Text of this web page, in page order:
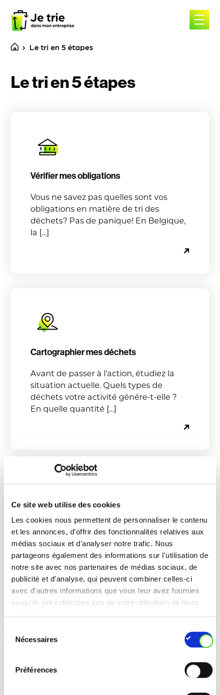
Ce site web utilise des cookies
Les cookies nous permettent de personnaliser le contenu
et les annonces, d'offrir des fonctionnalités relatives aux
médias sociaux et d'analyser notre trafic. Nous
partageons également des informations sur l'utilisation de
notre site avec nos partenaires de médias sociaux, de
publicité et d'analyse, qui peuvent combiner celles-ci
avec d'autres informations que vous leur avez fournies
ou qu'ils ont collectées lors de votre utilisation de leurs
Nécessaires
Préférences
content
Le tri en 5 étapes
Le tri en 5 étapes
Vérifier mes obligations
Vous ne savez pas quelles sont vos
obligations en matière de tri des
déchets? Pas de panique! En Belgique,
la […]
Cartographier mes déchets
Avant de passer à l’action, étudiez la
situation actuelle. Quels types de
déchets votre activité génère-t-elle ?
En quelle quantité […]
Optimiser mes déchets
Les déchets résiduels des entreprises
contiennent encore en moyenne 50%
de matériaux qui auraient pu être
valorisés s’ils avaient été […]